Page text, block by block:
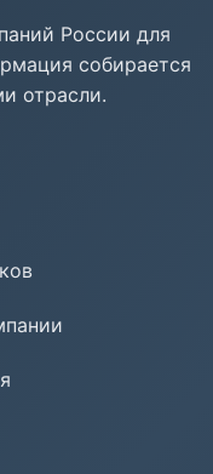
России для
собирается
отрасли.